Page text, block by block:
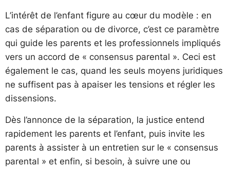
L’intérêt de l’enfant figure au cœur du modèle : en
cas de séparation ou de divorce, c’est ce paramètre
qui guide les parents et les professionnels impliqués
vers un accord de « consensus parental ». Ceci est
également le cas, quand les seuls moyens juridiques
ne suffisent pas à apaiser les tensions et régler les
dissensions.
Dès l’annonce de la séparation, la justice entend
rapidement les parents et l’enfant, puis invite les
parents à assister à un entretien sur le « consensus
parental » et enfin, si besoin, à suivre une ou